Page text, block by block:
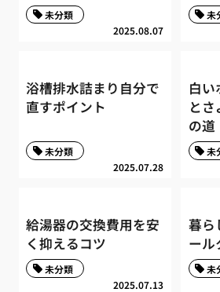
2025.08.07
未分類 未
浴槽排水詰まり自分で
直すポイント
2025.07.28
未分類
白
と
の道
未
給湯器の交換費用を安
く抑えるコツ
2025.07.13
未分類
暮ら
ール
未